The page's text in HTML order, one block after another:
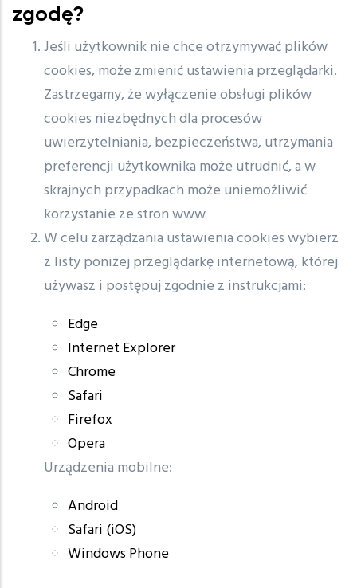
zgodę?
Jeśli użytkownik nie chce otrzymywać plików
cookies, może zmienić ustawienia przeglądarki.
Zastrzegamy, że wyłączenie obsługi plików
cookies niezbędnych dla procesów
uwierzytelniania, bezpieczeństwa, utrzymania
preferencji użytkownika może utrudnić, a w
skrajnych przypadkach może uniemożliwić
korzystanie ze stron www
W celu zarządzania ustawienia cookies wybierz
z listy poniżej przeglądarkę internetową, której
używasz i postępuj zgodnie z instrukcjami:
Edge
Internet Explorer
Chrome
Safari
Firefox
Opera
Urządzenia mobilne:
Android
Safari (iOS)
Windows Phone